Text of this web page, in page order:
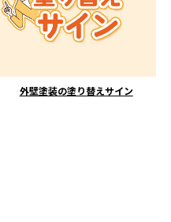
外壁塗装の塗り替えサイン